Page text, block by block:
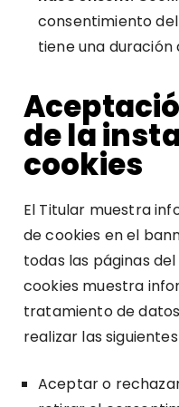
consentimiento
tiene una duración
de la
cookies
El Titular muestra
de cookies en el
todas las páginas
cookies muestra
tratamiento de
realizar las
Aceptar o